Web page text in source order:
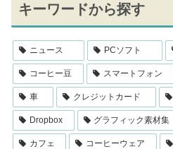
キーワードから探す
ニュース PCソフト
コーヒー豆 スマートフォン
車 クレジットカード
Dropbox グラフィック素材集
カフェ コーヒーウェア